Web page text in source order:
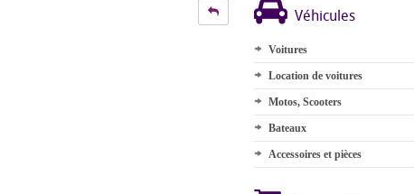
Véhicules
Voitures
Location de voitures
Motos, Scooters
Bateaux
Accessoires et pièces